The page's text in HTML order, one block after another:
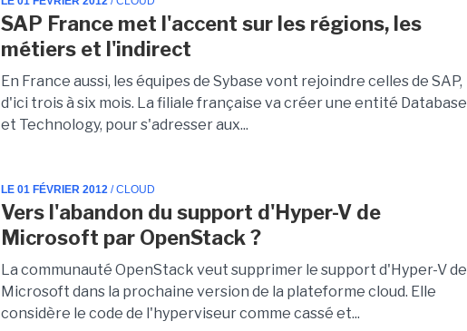
SAP France met l'accent sur les régions, les
métiers et l'indirect
En France aussi, les équipes de Sybase vont rejoindre celles de SAP,
d'ici trois à six mois. La filiale française va créer une entité Database
et Technology, pour s'adresser aux...
LE 01 FÉVRIER 2012 / CLOUD
Vers l'abandon du support d'Hyper-V de
Microsoft par OpenStack ?
La communauté OpenStack veut supprimer le support d'Hyper-V de
Microsoft dans la prochaine version de la plateforme cloud. Elle
considère le code de l'hyperviseur comme cassé et...